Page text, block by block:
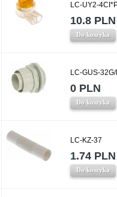
LC-UY2-
10.8 PLN
Do koszyka
LC-GUS-
0 PLN
Do koszyka
LC-KZ-37
1.74 PLN
Do koszyka